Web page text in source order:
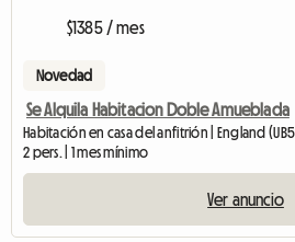
$1385 / mes
Novedad
Se Alquila Habitacion Doble Amueblada
Habitación en casa del anfitrión | England (UB5
2 pers. | 1 mes mínimo
Ver anuncio